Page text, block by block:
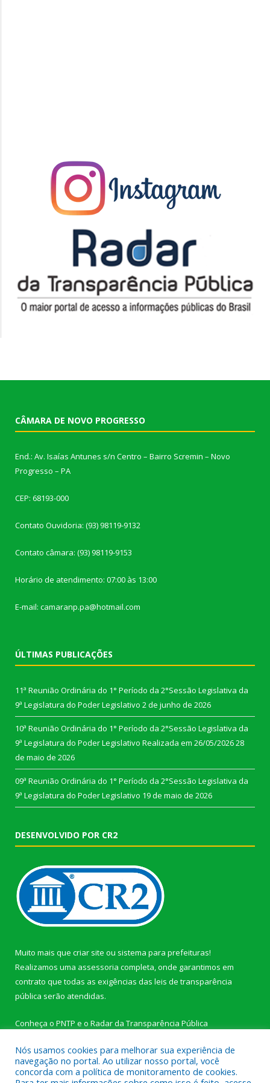
CÂMARA DE NOVO PROGRESSO
End.: Av. Isaías Antunes s/n Centro – Bairro Scremin – Novo
Progresso – PA
CEP: 68193-000
Contato Ouvidoria: (93) 98119-9132
Contato câmara: (93) 98119-9153
Horário de atendimento: 07:00 às 13:00
E-mail: camaranp.pa@hotmail.com
ÚLTIMAS PUBLICAÇÕES
11ª Reunião Ordinária do 1° Período da 2°Sessão Legislativa da
9ª Legislatura do Poder Legislativo 2 de junho de 2026
10ª Reunião Ordinária do 1° Período da 2°Sessão Legislativa da
9ª Legislatura do Poder Legislativo Realizada em 26/05/202628
de maio de 2026
09ª Reunião Ordinária do 1° Período da 2°Sessão Legislativa da
9ª Legislatura do Poder Legislativo 19 de maio de 2026
DESENVOLVIDO POR CR2
Muito mais que criar site ou sistema para prefeituras!
Realizamos uma assessoria completa, onde garantimos em
contrato que todas as exigências das leis de transparência
pública serão atendidas.
Conheça o PNTP e o Radar da Transparência Pública
Nós usamos cookies para melhorar sua experiência de
navegação no portal. Ao utilizar nosso portal, você
concorda com a política de monitoramento de cookies.